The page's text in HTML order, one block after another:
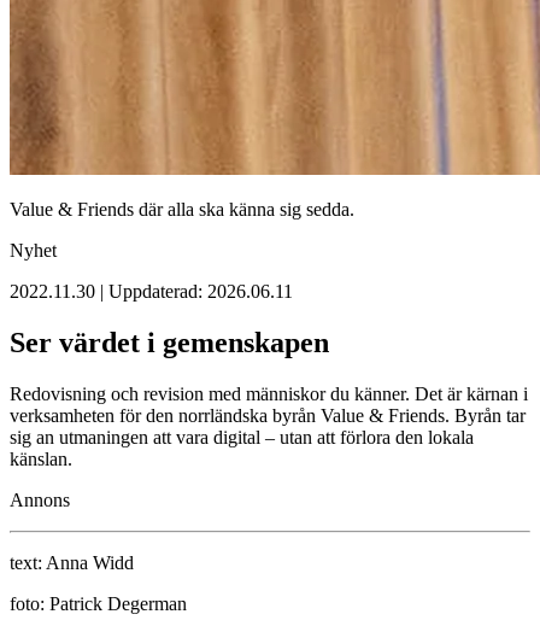
Value & Friends där alla ska känna sig sedda.
Nyhet
2022.11.30 | Uppdaterad: 2026.06.11
Ser värdet i gemenskapen
Redovisning och revision med människor du känner. Det är kärnan i
verksamheten för den norrländska byrån Value & Friends. Byrån tar
sig an ­utmaningen att vara digital – utan att förlora den lokala
känslan.
Annons
text: Anna Widd
foto: Patrick Degerman